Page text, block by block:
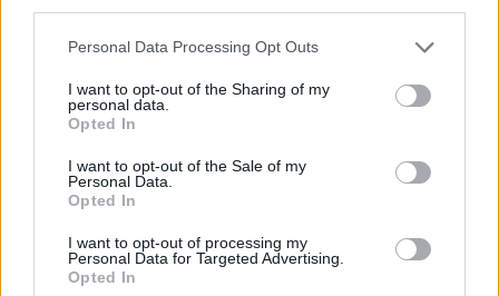
Please note that this website/app uses one or more Google
not limited to your visit or usage behaviour. You may click to
grant or deny consent to Google and its third-party tags to
use your data for below specified purposes in below Google
consent section.
Personal Data Processing Opt Outs
I want to opt-out of the Sharing of my
personal data.
Opted In
I want to opt-out of the Sale of my
Personal Data.
Opted In
I want to opt-out of processing my
Personal Data for Targeted Advertising.
Opted In
Relation entre la résistance à l'insuline et l'obésité et la parodontite,
panthermedia
personnes atteintes de parodontite avec et sans
la parodontite chez les personnes présentant ou